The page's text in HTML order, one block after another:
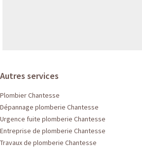
Autres services
Plombier Chantesse
Dépannage plomberie Chantesse
Urgence fuite plomberie Chantesse
Entreprise de plomberie Chantesse
Travaux de plomberie Chantesse